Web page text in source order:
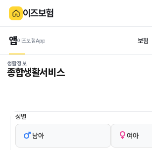
이즈보험
보험
앱이즈보험App
생활정보
종합생활서비스
성별
남아 여아